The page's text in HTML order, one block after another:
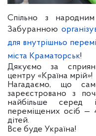
Спільно з
Забуранною
для внутрішньо
міста Краматорськ!
Дякуємо за
центру «Країна мрій»!
Нагадаємо, що
зареєстровано з
найбільше серед
переміщених осіб —
дітей.
Все буде Україна!